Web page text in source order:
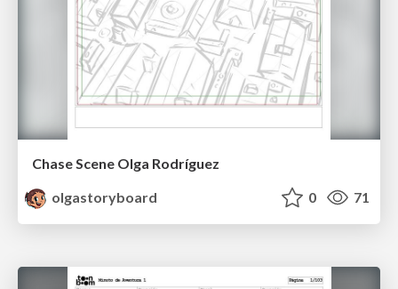
Chase Scene Olga Rodríguez
olgastoryboard
0 71